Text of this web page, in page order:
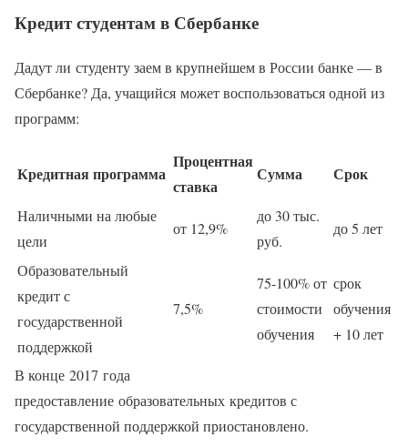
Кредит студентам в Сбербанке
Дадут ли студенту заем в крупнейшем в России банке — в
Сбербанке? Да, учащийся может воспользоваться одной из
программ:
Кредитная программа
Процентная
ставка
Сумма Срок
Наличными на любые
цели
от 12,9%
до 30 тыс.
руб.
до 5 лет
Образовательный
кредит с
государственной
поддержкой
7,5%
75-100% от
стоимости
обучения
срок
обучения
+ 10 лет
В конце 2017 года
предоставление образовательных кредитов с
государственной поддержкой приостановлено.